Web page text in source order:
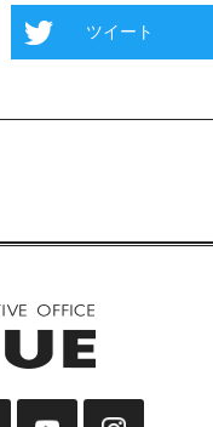
ツイート